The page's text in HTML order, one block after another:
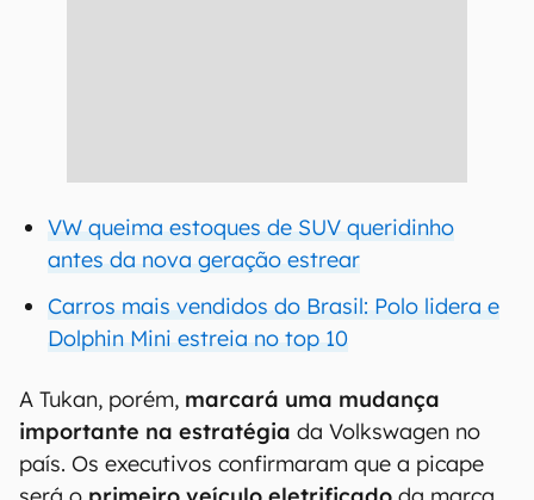
VW queima estoques de SUV queridinho
antes da nova geração estrear
Carros mais vendidos do Brasil: Polo lidera e
Dolphin Mini estreia no top 10
A Tukan, porém, marcará uma mudança
importante na estratégia da Volkswagen no
país. Os executivos confirmaram que a picape